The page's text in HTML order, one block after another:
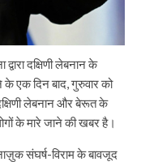
दक्षिणी लेबनान के
के एक दिन बाद, गुरुवार को
लेबनान और बेरूत के
के मारे जाने की खबर है।
संघर्ष-विराम के बावजूद